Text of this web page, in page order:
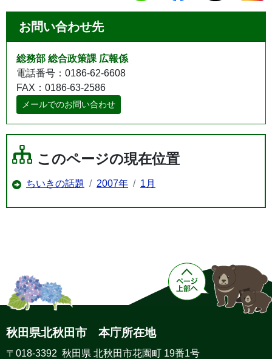
お問い合わせ先
総務部 総合政策課 広報係
電話番号：0186-62-6608
FAX：0186-63-2586
メールでのお問い合わせ
このページの現在位置
ちいきの話題 2007年 1月
秋田県北秋田市 本庁所在地
〒018-3392 秋田県 北秋田市花園町 19番1号